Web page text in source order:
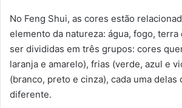
No Feng Shui, as cores estão
elemento da natureza: água, fogo, terra
ser divididas em três grupos: cores
laranja e amarelo), frias (verde, azul e
(branco, preto e cinza), cada uma delas
diferente.